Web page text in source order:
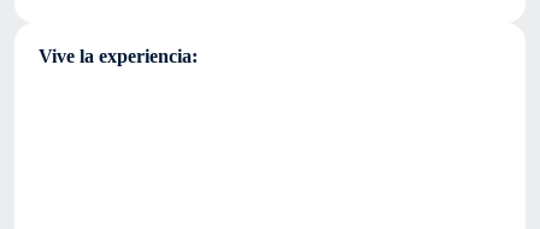
Vive la experiencia: